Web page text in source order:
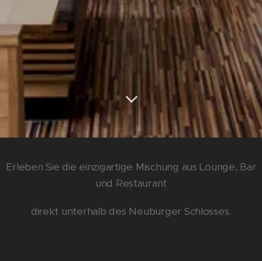
Erleben Sie die einzigartige Mischung aus Lounge, Bar
und Restaurant
direkt unterhalb des Neuburger Schlosses.